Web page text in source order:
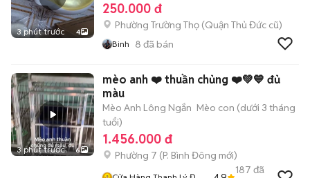
3 phút trước 4
250.000 đ
Phường Trường Thọ (Quận Thủ Đức cũ)
Binh 8 đã bán
3 phút trước 6
mèo anh ❤️ thuần chủng ❤️💚💙 đủ
màu
Mèo Anh Lông Ngắn Mèo con (dưới 3 tháng
tuổi)
1.456.000 đ
Phường 7 (P. Bình Đông mới)
187 đã